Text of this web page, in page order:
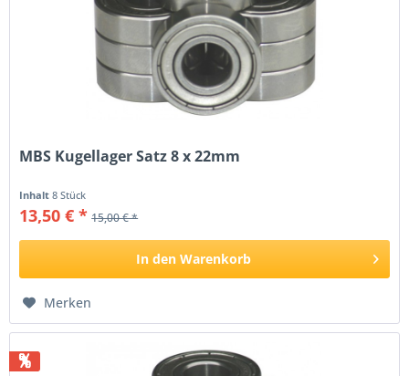
MBS Kugellager Satz 8 x 22mm
Inhalt8 Stück
13,50 € * 15,00 € *
In den Warenkorb
Merken
%